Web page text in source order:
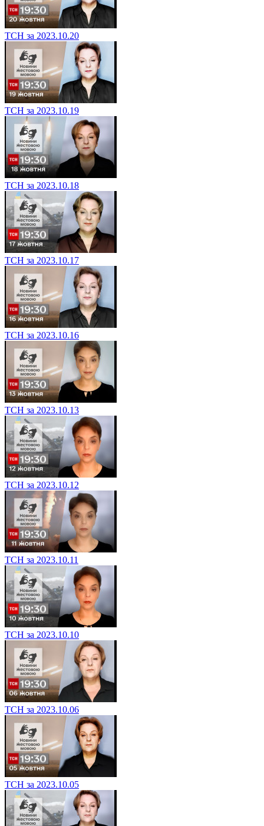
ТСН за 2023.10.20
ТСН за 2023.10.19
ТСН за 2023.10.18
ТСН за 2023.10.17
ТСН за 2023.10.16
ТСН за 2023.10.13
ТСН за 2023.10.12
ТСН за 2023.10.11
ТСН за 2023.10.10
ТСН за 2023.10.06
ТСН за 2023.10.05